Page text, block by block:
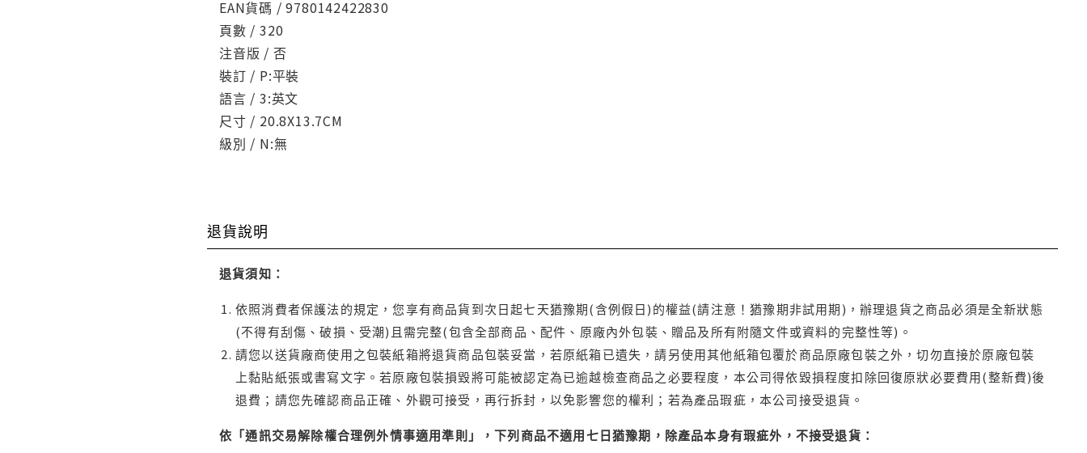
EAN貨碼 / 9780142422830
頁數 / 320
注音版 / 否
裝訂 / P:平裝
語言 / 3:英文
尺寸 / 20.8X13.7CM
級別 / N:無
退貨說明
退貨須知：
依照消費者保護法的規定，您享有商品貨到次日起七天猶豫期(含例假日)的權益(請注意！猶豫期非試用期)，辦理退貨之商品必須是全新狀態
(不得有刮傷、破損、受潮)且需完整(包含全部商品、配件、原廠內外包裝、贈品及所有附隨文件或資料的完整性等)。
請您以送貨廠商使用之包裝紙箱將退貨商品包裝妥當，若原紙箱已遺失，請另使用其他紙箱包覆於商品原廠包裝之外，切勿直接於原廠包裝
上黏貼紙張或書寫文字。若原廠包裝損毀將可能被認定為已逾越檢查商品之必要程度，本公司得依毀損程度扣除回復原狀必要費用(整新費)後
退費；請您先確認商品正確、外觀可接受，再行拆封，以免影響您的權利；若為產品瑕疵，本公司接受退貨。
依「通訊交易解除權合理例外情事適用準則」，下列商品不適用七日猶豫期，除產品本身有瑕疵外，不接受退貨：